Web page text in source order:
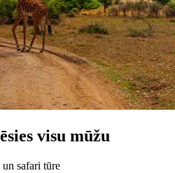
visu mūžu
safari tūre